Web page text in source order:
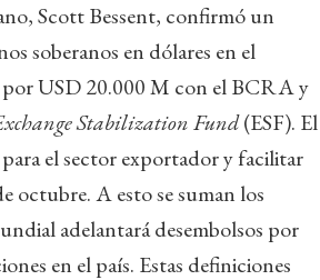
Scott Bessent, confirmó un
soberanos en dólares en el
por USD 20.000 M con el BCRA y
Stabilization Fund(ESF). El
el sector exportador y facilitar
octubre. A esto se suman los
adelantará desembolsos por
en el país. Estas definiciones